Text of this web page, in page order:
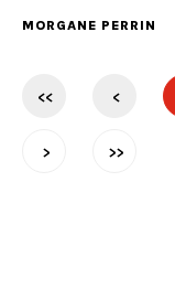
MORGANE PERRIN
<< <
> >>